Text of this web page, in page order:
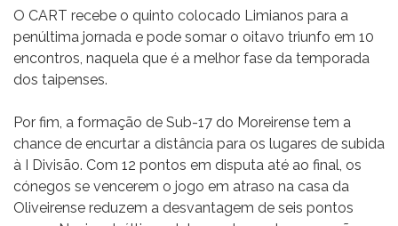
O CART recebe o quinto colocado Limianos para a
penúltima jornada e pode somar o oitavo triunfo em 10
encontros, naquela que é a melhor fase da temporada
dos taipenses.
Por fim, a formação de Sub-17 do Moreirense tem a
chance de encurtar a distância para os lugares de subida
à I Divisão. Com 12 pontos em disputa até ao final, os
cónegos se vencerem o jogo em atraso na casa da
Oliveirense reduzem a desvantagem de seis pontos